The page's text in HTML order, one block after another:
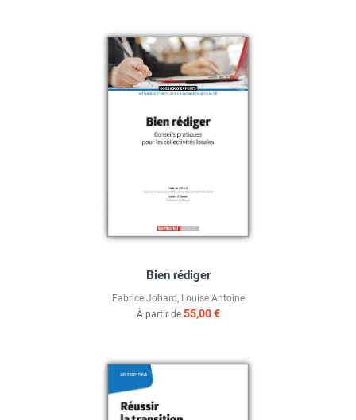
Bien rédiger
Fabrice Jobard, Louise Antoine
À partir de 55,00 €